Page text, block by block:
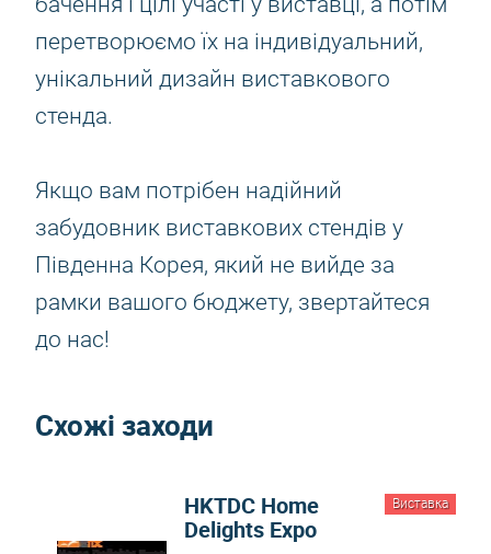
перетворюємо їх на індивідуальний,
унікальний дизайн виставкового
стенда.
Якщо вам потрібен надійний
забудовник виставкових стендів у
Південна Корея, який не вийде за
рамки вашого бюджету, звертайтеся
до нас!
Схожі заходи
Виставка
HKTDC Home
Delights Expo